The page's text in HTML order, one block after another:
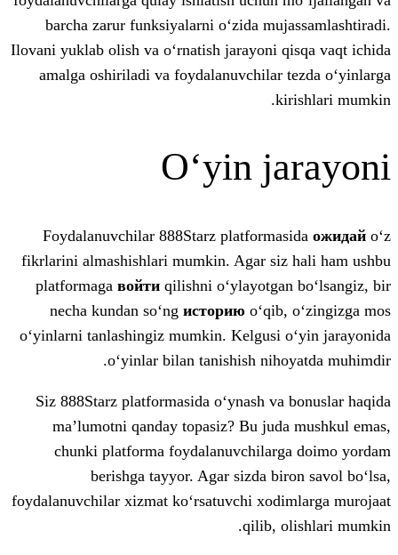
barcha zarur funksiyalarni o‘zida
Ilovani yuklab olish va o‘rnatish jarayoni
amalga oshiriladi va
O‘yin
Foydalanuvchilar 888Starz
fikrlarini almashishlari mumkin. Agar
platformagaвойтиqilishni
necha kundan so‘ngисторию
o‘yinlarni tanlashingiz mumkin.
o‘yinlar bilan tanishish
Siz 888Starz platformasida o‘ynash
ma’lumotni qanday topasiz? Bu
chunki platforma
berishga tayyor. Agar sizda
foydalanuvchilar xizmat ko‘rsatuvchi
qilib,